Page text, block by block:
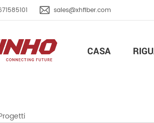
sales@xhfiber.com
CASA